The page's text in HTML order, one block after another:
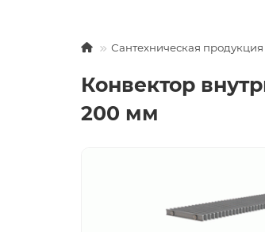
Сантехническая продукция
Конвектор
200 мм